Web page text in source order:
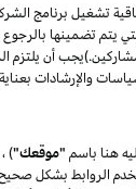
تشغيل برنامج
خلال التسجيل في موقع المشاركين أو استخدامه ، فإنك توافق على هذه الاتفاقية ، بما في ذلك سياسات
أن يلتزم
هنا باسم "موقعك")
الروابط بشكل